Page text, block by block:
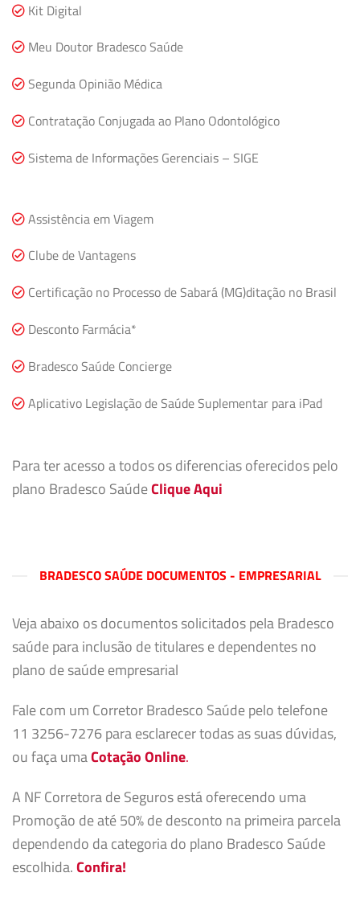
Kit Digital
Meu Doutor Bradesco Saúde
Segunda Opinião Médica
Contratação Conjugada ao Plano Odontológico
Sistema de Informações Gerenciais – SIGE
Assistência em Viagem
Clube de Vantagens
Certificação no Processo de Sabará (MG)ditação no Brasil
Desconto Farmácia*
Bradesco Saúde Concierge
Aplicativo Legislação de Saúde Suplementar para iPad
Para ter acesso a todos os diferencias oferecidos pelo
plano Bradesco SaúdeClique Aqui
BRADESCO SAÚDE DOCUMENTOS - EMPRESARIAL
Veja abaixo os documentos solicitados pela Bradesco
saúde para inclusão de titulares e dependentes no
plano de saúde empresarial
Fale com um Corretor Bradesco Saúde pelo telefone
11 3256-7276 para esclarecer todas as suas dúvidas,
ou faça umaCotação Online.
A NF Corretora de Seguros está oferecendo uma
Promoção de até 50% de desconto na primeira parcela
dependendo da categoria do plano Bradesco Saúde
escolhida.Confira!